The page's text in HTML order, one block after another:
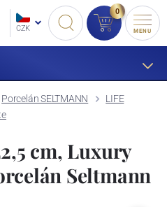
CZK
0
MENU
Porcelán SELTMANN
LIFE
cm, Luxury
Seltmann